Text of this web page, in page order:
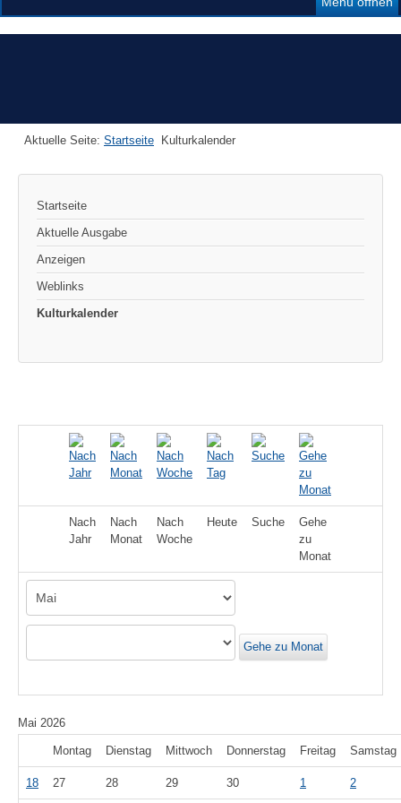
Aktuelle Seite: Startseite Kulturkalender
Startseite
Aktuelle Ausgabe
Anzeigen
Weblinks
Kulturkalender
Nach
Jahr
Nach
Monat
Nach
Woche
Heute Suche
Gehe
zu
Monat
Gehe zu Monat
Mai 2026
Montag Dienstag Mittwoch Donnerstag Freitag Samstag
18 27 28 29 30 1 2